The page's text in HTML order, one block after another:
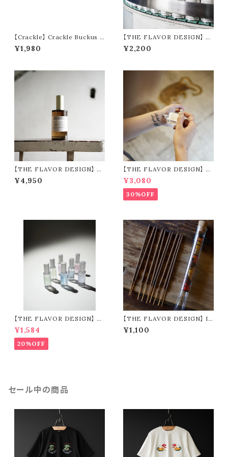
【Crackle】 Crackle Buckus T
ray
¥1,980
【THE FLAVOR DESIGN】 AI
R FRESHNER 全18種類
¥2,200
【THE FLAVOR DESIGN】 F
ABRIC MIST 全15種類
¥4,950
【THE FLAVOR DESIGN】 P
ERFUME OIL 全12種類
¥3,080
30%OFF
【THE FLAVOR DESIGN】 S
ANITIZER SPRAY 全7種類
¥1,584
20%OFF
【THE FLAVOR DESIGN】 IN
CENSE 全15種類
¥1,100
セール中の商品